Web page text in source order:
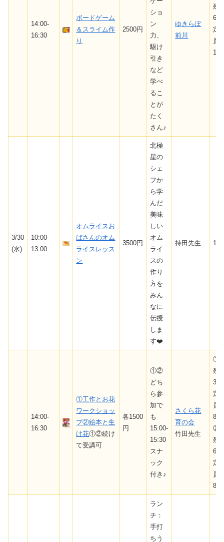
14:00-
16:30
ボードゲーム
＆スライム作
り
2500円
ショ
ン
力、
駆け
引き
など
学べ
るこ
とが
たく
さん♪
ゆきらぼ
前川
残
6/
定
員
10
3/30
(水)
10:00-
13:00
オムライスお
ばさんのオム
ライスレッス
ン
3500円
北極
星の
シェ
フか
ら学
んだ
美味
しい
オム
ライ
スの
作り
方を
みん
なに
伝授
しま
す❤️
持田先生 10
14:00-
16:30
①工作とお花
ワークショッ
プ②絵本と生
け花①②続け
て受講可
各1500
円
①②
どち
ら参
加で
も
15:00-
15:30
スナ
ック
付き♪
さくら花
育の会
竹田先生
①
残
3/
定
員
8
②
残
6/
定
員
8
ラン
チ：
手打
ちう